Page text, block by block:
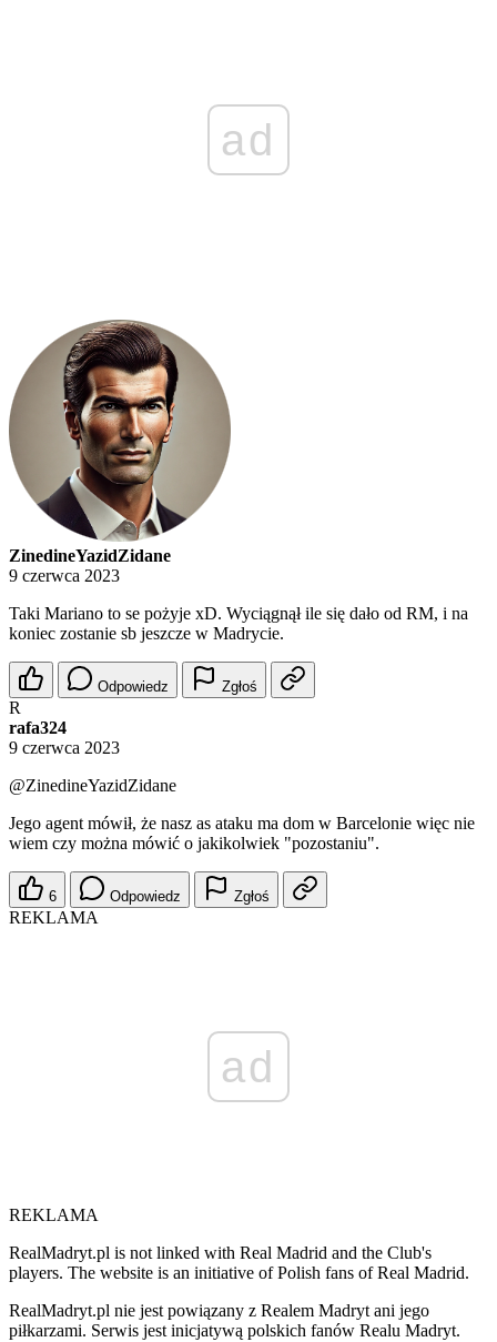
ad
ZinedineYazidZidane
9 czerwca 2023
Taki Mariano to se pożyje xD. Wyciągnął ile się dało od RM, i na
koniec zostanie sb jeszcze w Madrycie.
Odpowiedz Zgłoś
R
rafa324
9 czerwca 2023
@ZinedineYazidZidane
Jego agent mówił, że nasz as ataku ma dom w Barcelonie więc nie
wiem czy można mówić o jakikolwiek "pozostaniu".
6 Odpowiedz Zgłoś
REKLAMA
ad
REKLAMA
RealMadryt.pl is not linked with Real Madrid and the Club's
players. The website is an initiative of Polish fans of Real Madrid.
RealMadryt.pl nie jest powiązany z Realem Madryt ani jego
piłkarzami. Serwis jest inicjatywą polskich fanów Realu Madryt.